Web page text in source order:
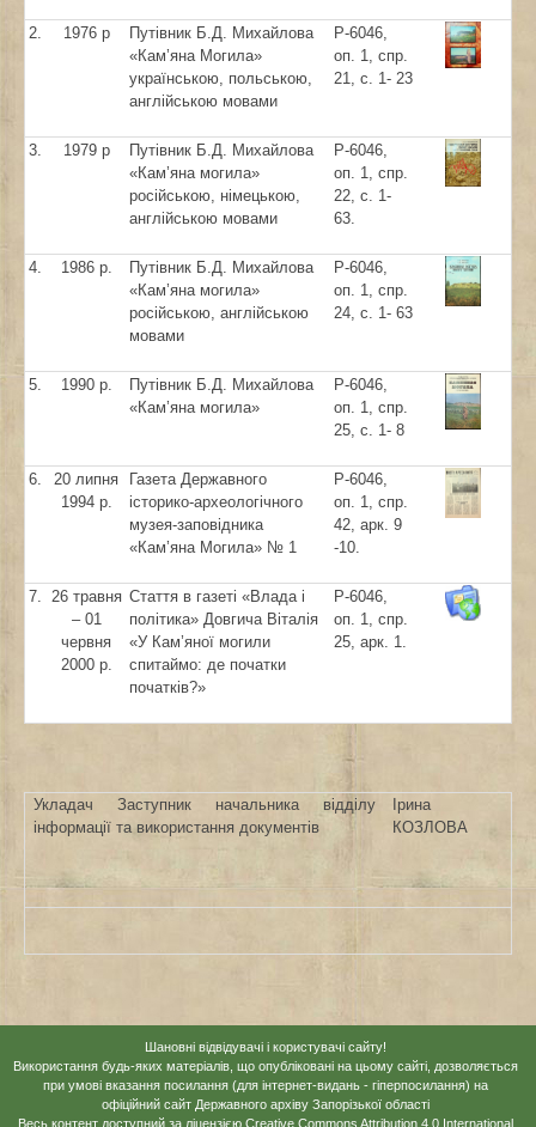
2. 1976 р
Путівник Б.Д. Михайлова
«Кам’яна Могила»
українською, польською,
англійською мовами
Р-6046,
оп. 1, спр.
21, с. 1- 23
3. 1979 р
Путівник Б.Д. Михайлова
«Кам’яна могила»
російською, німецькою,
англійською мовами
Р-6046,
оп. 1, спр.
22, с. 1-
63.
4. 1986 р.
Путівник Б.Д. Михайлова
«Кам’яна могила»
російською, англійською
мовами
Р-6046,
оп. 1, спр.
24, с. 1- 63
5. 1990 р.
Путівник Б.Д. Михайлова
«Кам’яна могила»
Р-6046,
оп. 1, спр.
25, с. 1- 8
6.
20 липня
1994 р.
Газета Державного
історико-археологічного
музея-заповідника
«Кам’яна Могила» № 1
Р-6046,
оп. 1, спр.
42, арк. 9
-10.
7.
26 травня
– 01
червня
2000 р.
Стаття в газеті «Влада і
політика» Довгича Віталія
«У Кам’яної могили
спитаймо: де початки
початків?»
Р-6046,
оп. 1, спр.
25, арк. 1.
Укладач Заступник начальника відділу
інформації та використання документів
Ірина
КОЗЛОВА
Шановні відвідувачі і користувачі сайту!
Використання будь-яких матеріалів, що опубліковані на цьому сайті, дозволяється
при умові вказання посилання (для інтернет-видань - гіперпосилання) на
офіційний сайт Державного архіву Запорізької області
Весь контент доступний за ліцензією Creative Commons Attribution 4.0 International